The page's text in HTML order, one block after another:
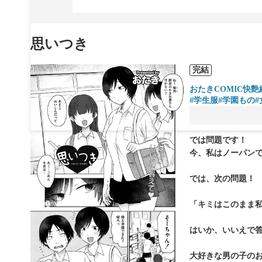
思いつき
完結
おたきCOMIC快艶
#学生服#学園もの#
では問題です！
今、私はノーパン
では、次の問題！
「キミはこのまま
はいか、いいえで
大好きな男の子の